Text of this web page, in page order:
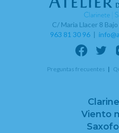
C/ Maria Llacer 8
963 81 30 96|
Preguntas frecuentes
Viento